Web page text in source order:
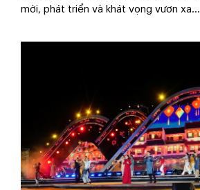
mới, phát triển và khát vọng vươn xa...